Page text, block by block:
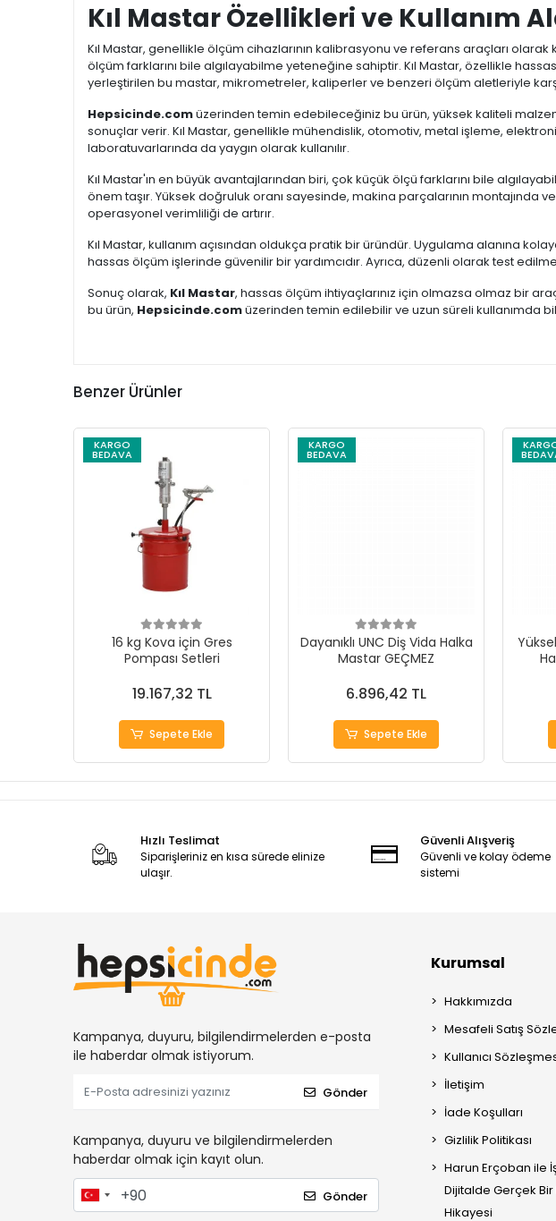
Kıl Mastar Özellikleri ve Kullanım
Kıl Mastar, genellikle ölçüm cihazlarının kalibrasyonu ve referans araçları
ölçüm farklarını bile algılayabilme yeteneğine sahiptir. Kıl Mastar, özellikle
yerleştirilen bu mastar, mikrometreler, kaliperler ve benzeri ölçüm aletleriyle
Hepsicinde.comüzerinden temin edebileceğiniz bu ürün, yüksek kaliteli
sonuçlar verir. Kıl Mastar, genellikle mühendislik, otomotiv, metal işleme,
laboratuvarlarında da yaygın olarak kullanılır.
Kıl Mastar'ın en büyük avantajlarından biri, çok küçük ölçü farklarını bile
önem taşır. Yüksek doğruluk oranı sayesinde, makina parçalarının montajında
operasyonel verimliliği de artırır.
Kıl Mastar, kullanım açısından oldukça pratik bir üründür. Uygulama alanına
hassas ölçüm işlerinde güvenilir bir yardımcıdır. Ayrıca, düzenli olarak test
Sonuç olarak, Kıl Mastar, hassas ölçüm ihtiyaçlarınız için olmazsa olmaz bir
bu ürün, Hepsicinde.comüzerinden temin edilebilir ve uzun süreli kullanımda
Benzer Ürünler
KARGO
BEDAVA
16 kg Kova için Gres
Pompası Setleri
19.167,32 TL
Sepete Ekle
KARGO
BEDAVA
Dayanıklı UNC Diş Vida Halka
Mastar GEÇMEZ
6.896,42 TL
Sepete Ekle
Hızlı Teslimat
Siparişleriniz en kısa sürede elinize
ulaşır.
Güvenli Alışveriş
Güvenli ve kolay ödeme
sistemi
Kampanya, duyuru, bilgilendirmelerden e-posta
ile haberdar olmak istiyorum.
Gönder
Kampanya, duyuru ve bilgilendirmelerden
haberdar olmak için kayıt olun.
Gönder
Kurumsal
Hakkımızda
Mesafeli Satış
Kullanıcı
İletişim
İade Koşulları
Gizlilik Politikası
Harun Erçoban ile
Dijitalde Gerçek
Hikayesi